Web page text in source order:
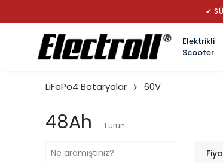
✔
Elektrikli
Scooter
LiFePo4 Bataryalar 60V
48Ah 1 ürün